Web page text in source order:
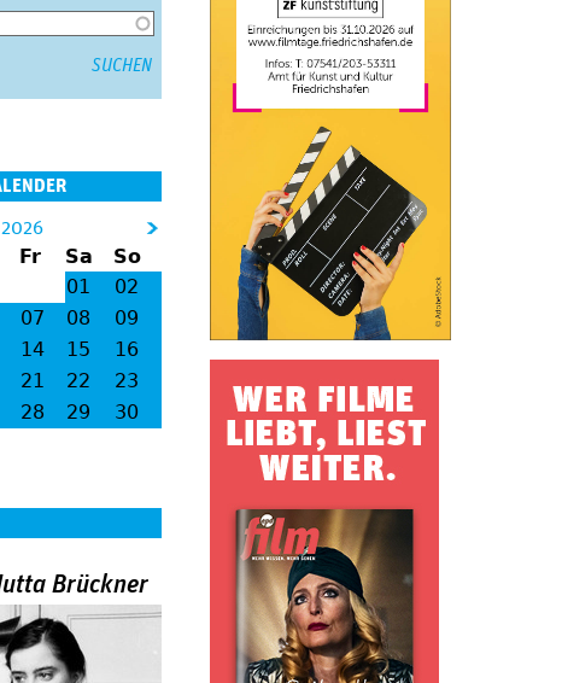
2026
Fr Sa
So
01
02
07 08
09
14 15
16
21 22
23
28 29
30
Brückner